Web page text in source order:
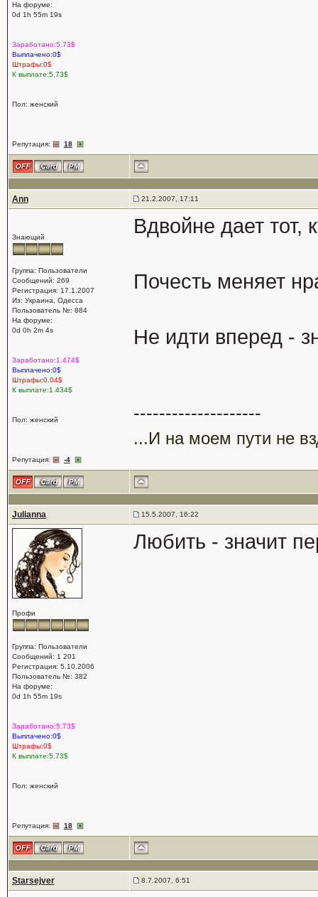
На форуме:
0d 1h 55m 19s
Заработано:5.73$
Выплачено:0$
Штрафы:0$
К выплате:5.73$
Пол: женский
Репутация: 18
Ann 21.2.2007, 17:11
Знающий
Группа: Пользователи
Сообщений: 269
Регистрация: 17.1.2007
Из: Украина, Одесса
Пользователь №: 884
На форуме:
0d 0h 2m 4s
Заработано:1.474$
Выплачено:0$
Штрафы:0.04$
К выплате:1.434$
Пол: женский
Репутация: -4
Вдвойне дает тот,
Почесть меняет
Не идти вперед -
--------------------
...И на моем пути не
Julianna 15.5.2007, 16:22
Профи
Группа: Пользователи
Сообщений: 1 201
Регистрация: 5.10.2006
Пользователь №: 382
На форуме:
0d 1h 55m 19s
Заработано:5.73$
Выплачено:0$
Штрафы:0$
К выплате:5.73$
Пол: женский
Репутация: 18
Любить - значит
Starsejver 8.7.2007, 6:51